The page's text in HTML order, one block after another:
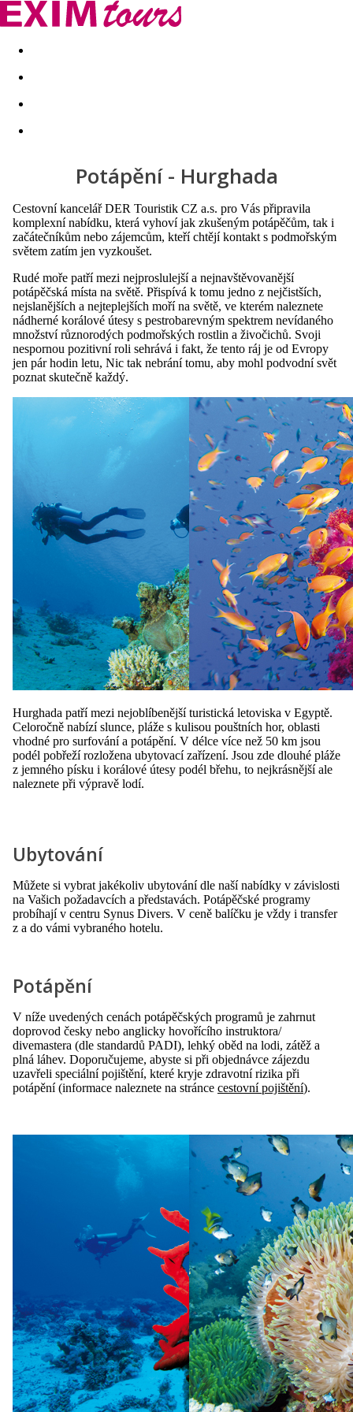
Akční nabídky Last minute
Potápění - Hurghada
Cestovní kancelář DER Touristik CZ a.s. pro Vás připravila
komplexní nabídku, která vyhoví jak zkušeným potápěčům, tak i
začátečníkům nebo zájemcům, kteří chtějí kontakt s podmořským
světem zatím jen vyzkoušet.
Rudé moře patří mezi nejproslulejší a nejnavštěvovanější
potápěčská místa na světě. Přispívá k tomu jedno z nejčistších,
nejslanějších a nejteplejších moří na světě, ve kterém naleznete
nádherné korálové útesy s pestrobarevným spektrem nevídaného
množství různorodých podmořských rostlin a živočichů. Svoji
nespornou pozitivní roli sehrává i fakt, že tento ráj je od Evropy
jen pár hodin letu, Nic tak nebrání tomu, aby mohl podvodní svět
poznat skutečně každý.
Hurghada patří mezi nejoblíbenější turistická letoviska v Egyptě.
Celoročně nabízí slunce, pláže s kulisou pouštních hor, oblasti
vhodné pro surfování a potápění. V délce více než 50 km jsou
podél pobřeží rozložena ubytovací zařízení. Jsou zde dlouhé pláže
z jemného písku i korálové útesy podél břehu, to nejkrásnější ale
naleznete při výpravě lodí.
Ubytování
Můžete si vybrat jakékoliv ubytování dle naší nabídky v závislosti
na Vašich požadavcích a představách. Potápěčské programy
probíhají v centru Synus Divers. V ceně balíčku je vždy i transfer
z a do vámi vybraného hotelu.
Potápění
V níže uvedených cenách potápěčských programů je zahrnut
doprovod česky nebo anglicky hovořícího instruktora/
divemastera (dle standardů PADI), lehký oběd na lodi, zátěž a
plná láhev. Doporučujeme, abyste si při objednávce zájezdu
uzavřeli speciální pojištění, které kryje zdravotní rizika při
potápění (informace naleznete na stránce cestovní pojištění).